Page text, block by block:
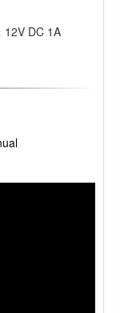
DC 1A